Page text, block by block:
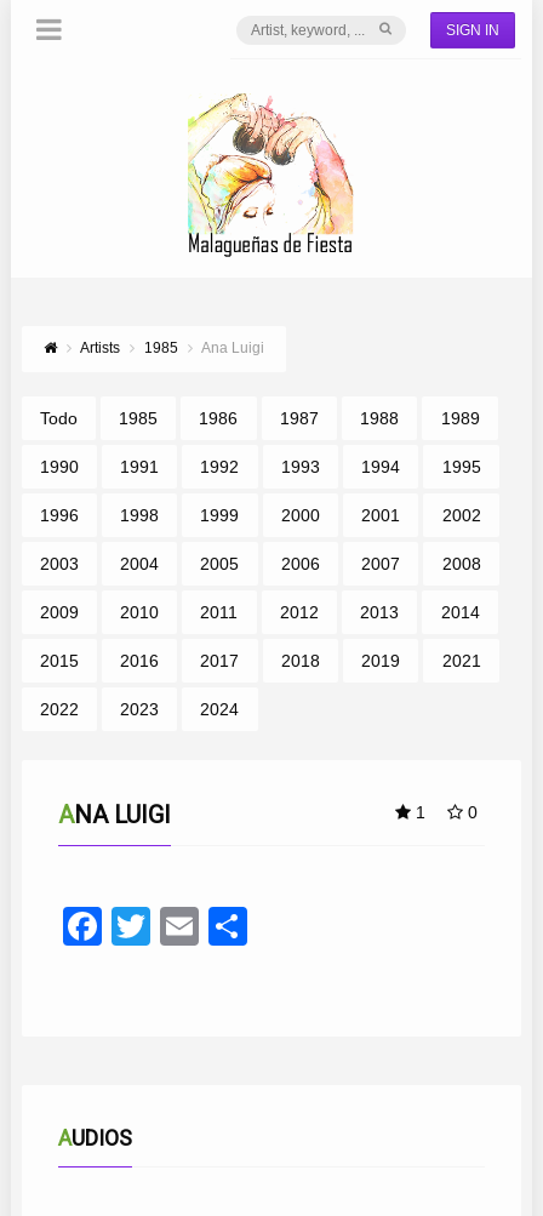
SIGN IN
Artists 1985 Ana Luigi
Todo 1985 1986 1987 1988 1989
1990 1991 1992 1993 1994 1995
1996 1998 1999 2000 2001 2002
2003 2004 2005 2006 2007 2008
2009 2010 2011 2012 2013 2014
2015 2016 2017 2018 2019 2021
2022 2023 2024
1 0
ANA LUIGI
Facebook
TwitterEmail
AUDIOSAMANECER EN MÁLAGA